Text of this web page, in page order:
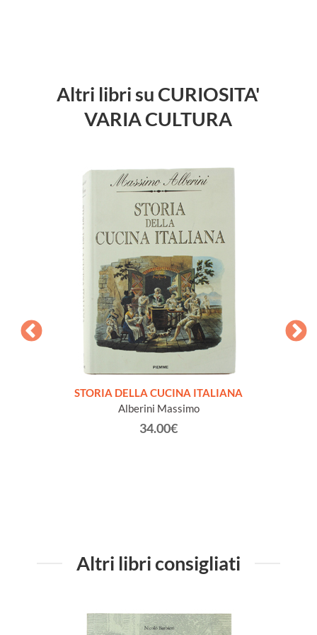
Altri libri su CURIOSITA'
VARIA CULTURA
STORIA DELLA CUCINA ITALIANA
Alberini Massimo
34.00€
Altri libri consigliati